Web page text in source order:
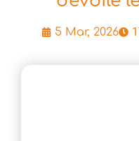
5 Mar, 2026